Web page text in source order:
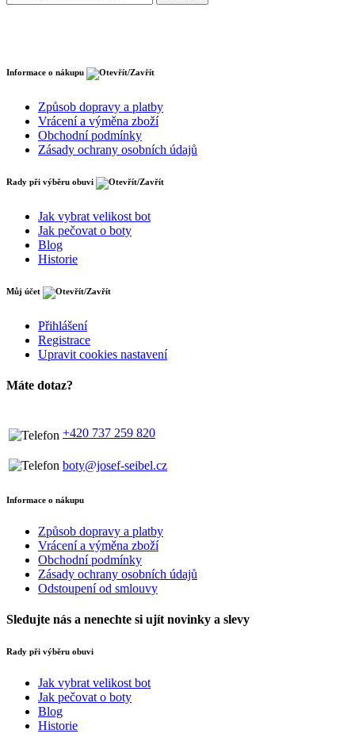
Informace o nákupu
Způsob dopravy a platby
Vrácení a výměna zboží
Obchodní podmínky
Zásady ochrany osobních údajů
Rady při výběru obuvi
Jak vybrat velikost bot
Jak pečovat o boty
Blog
Historie
Můj účet
Přihlášení
Registrace
Upravit cookies nastavení
Máte dotaz?
+420 737 259 820
boty@josef-seibel.cz
Informace o nákupu
Způsob dopravy a platby
Vrácení a výměna zboží
Obchodní podmínky
Zásady ochrany osobních údajů
Odstoupení od smlouvy
Sledujte nás a nenechte si ujít novinky a slevy
Rady při výběru obuvi
Jak vybrat velikost bot
Jak pečovat o boty
Blog
Historie